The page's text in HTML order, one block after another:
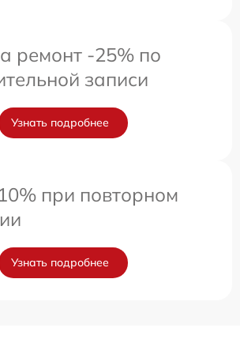
ремонт -25% по
записи
Узнать подробнее
при повторном
Узнать подробнее